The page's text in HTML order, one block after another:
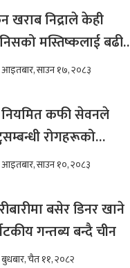
खराब निद्राले केही
मस्तिष्कलाई बढी
गर्छ ?
आइतबार, साउन १७, २०८३
कफी सेवनले
रोगहरूको
कम हुन्छ ?
आइतबार, साउन १०, २०८३
बसेर डिनर खाने
गन्तब्य बन्दै चीन
बुधबार, चैत ११, २०८२